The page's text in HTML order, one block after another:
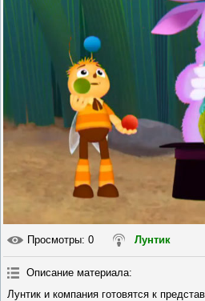
Просмотры: 0 Лунтик
Описание материала:
Лунтик и компания готовятся к